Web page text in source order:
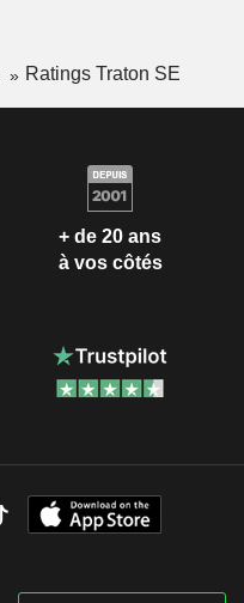
Ratings Traton SE
+ de 20 ans
à vos côtés